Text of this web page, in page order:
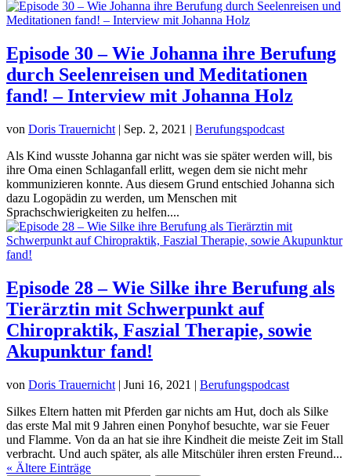
Episode 30 – Wie Johanna ihre Berufung
durch Seelenreisen und Meditationen
fand! – Interview mit Johanna Holz
von Doris Trauernicht | Sep. 2, 2021 | Berufungspodcast
Als Kind wusste Johanna gar nicht was sie später werden will, bis
ihre Oma einen Schlaganfall erlitt, wegen dem sie nicht mehr
kommunizieren konnte. Aus diesem Grund entschied Johanna sich
dazu Logopädin zu werden, um Menschen mit
Sprachschwierigkeiten zu helfen....
Episode 28 – Wie Silke ihre Berufung als
Tierärztin mit Schwerpunkt auf
Chiropraktik, Faszial Therapie, sowie
Akupunktur fand!
von Doris Trauernicht | Juni 16, 2021 | Berufungspodcast
Silkes Eltern hatten mit Pferden gar nichts am Hut, doch als Silke
das erste Mal mit 9 Jahren einen Ponyhof besuchte, war sie Feuer
und Flamme. Von da an hat sie ihre Kindheit die meiste Zeit im Stall
verbracht. Und auch später, als alle Mitschüler ihren ersten Freund...
« Ältere Einträge